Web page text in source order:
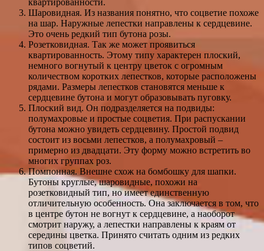
Шаровидная. Из названия понятно, что соцветие похоже
на шар. Наружные лепестки направлены к сердцевине.
Это очень редкий тип бутона розы.
Розетковидная. Так же может проявиться
квартированность. Этому типу характерен плоский,
немного вогнутый к центру цветок с огромным
количеством коротких лепестков, которые расположены
рядами. Размеры лепестков становятся меньше к
сердцевине бутона и могут образовывать пуговку.
Плоский вид. Он подразделяется на подвиды:
полумахровые и простые соцветия. При распускании
бутона можно увидеть сердцевину. Простой подвид
состоит из восьми лепестков, а полумахровый –
примерно из двадцати. Эту форму можно встретить во
многих группах роз.
Помпонная. Внешне схож на бомбошку для шапки.
Бутоны круглые, шаровидные, похожи на
розетковидный тип, но имеет единственную
отличительную особенность. Она заключается в том, что
в центре бутон не вогнут к сердцевине, а наоборот
смотрит наружу, а лепестки направлены к краям от
середины цветка. Принято считать одним из редких
типов соцветий.